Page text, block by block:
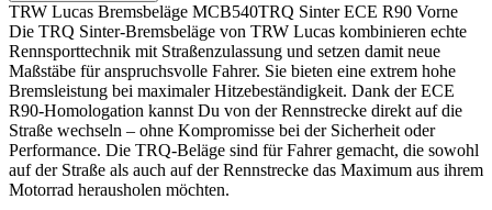
TRW Lucas Bremsbeläge MCB540TRQ Sinter ECE R90 Vorne
Die TRQ Sinter-Bremsbeläge von TRW Lucas kombinieren echte
Rennsporttechnik mit Straßenzulassung und setzen damit neue
Maßstäbe für anspruchsvolle Fahrer. Sie bieten eine extrem hohe
Bremsleistung bei maximaler Hitzebeständigkeit. Dank der ECE
R90-Homologation kannst Du von der Rennstrecke direkt auf die
Straße wechseln – ohne Kompromisse bei der Sicherheit oder
Performance. Die TRQ-Beläge sind für Fahrer gemacht, die sowohl
auf der Straße als auch auf der Rennstrecke das Maximum aus ihrem
Motorrad herausholen möchten.